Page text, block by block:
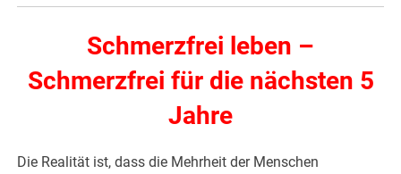
Schmerzfrei leben –
Schmerzfrei für die nächsten 5
Jahre
Die Realität ist, dass die Mehrheit der Menschen